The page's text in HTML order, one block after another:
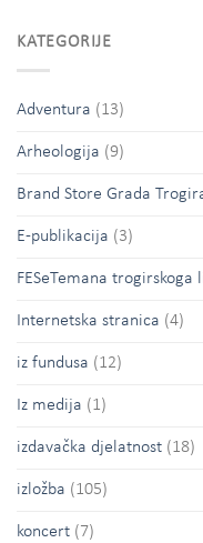
KATEGORIJE
Adventura (13)
Arheologija (9)
Brand Store Grada
E-publikacija (3)
FESeTemana trogirskoga
Internetska stranica (4)
iz fundusa (12)
Iz medija (1)
izdavačka djelatnost (18)
izložba (105)
koncert (7)